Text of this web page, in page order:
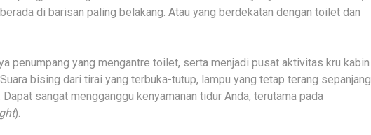
di barisan paling belakang. Atau yang berdekatan dengan toilet dan
penumpang yang mengantre toilet, serta menjadi pusat aktivitas kru kabin
bising dari tirai yang terbuka-tutup, lampu yang tetap terang sepanjang
sangat mengganggu kenyamanan tidur Anda, terutama pada
).